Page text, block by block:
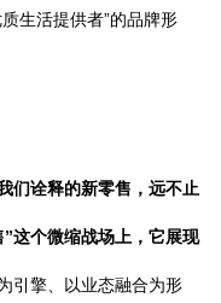
生活提供者”的品牌形
们诠释的新零售，远不止
这个微缩战场上，它展现
引擎、以业态融合为形